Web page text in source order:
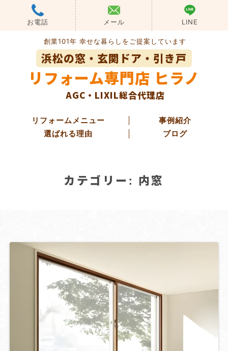
創業101年 幸せな暮らしをご提案しています
浜松の窓・玄関ドア・引き戸
リフォーム専門店 ヒラノ
AGC・LIXIL総合代理店
リフォームメニュー
事例紹介
選ばれる理由
ブログ
玄関引き戸リフォーム
窓の目隠しルーバー
浴室ドア交換
介護リフォーム
屋根リフォーム
カテゴリー: 内窓
お電話 メール LINE